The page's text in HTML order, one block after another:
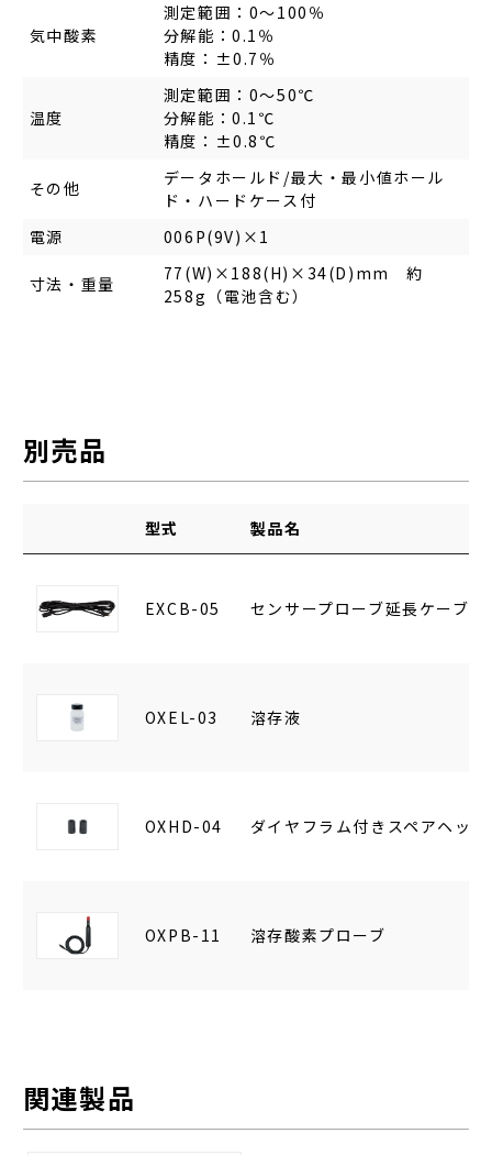
気中酸素
測定範囲：0～100％
分解能：0.1％
精度：±0.7％
温度
測定範囲：0～50℃
分解能：0.1℃
精度：±0.8℃
その他
データホールド/最大・最小値ホール
ド・ハードケース付
電源
006P(9V)×1
寸法・重量
77(W)×188(H)×34(D)mm 約
258g（電池含む）
別売品
型式 製品名
EXCB-05 センサープローブ延長ケーブ
OXEL-03 溶存液
OXHD-04 ダイヤフラム付きスペアヘッド
OXPB-11 溶存酸素プローブ
関連製品